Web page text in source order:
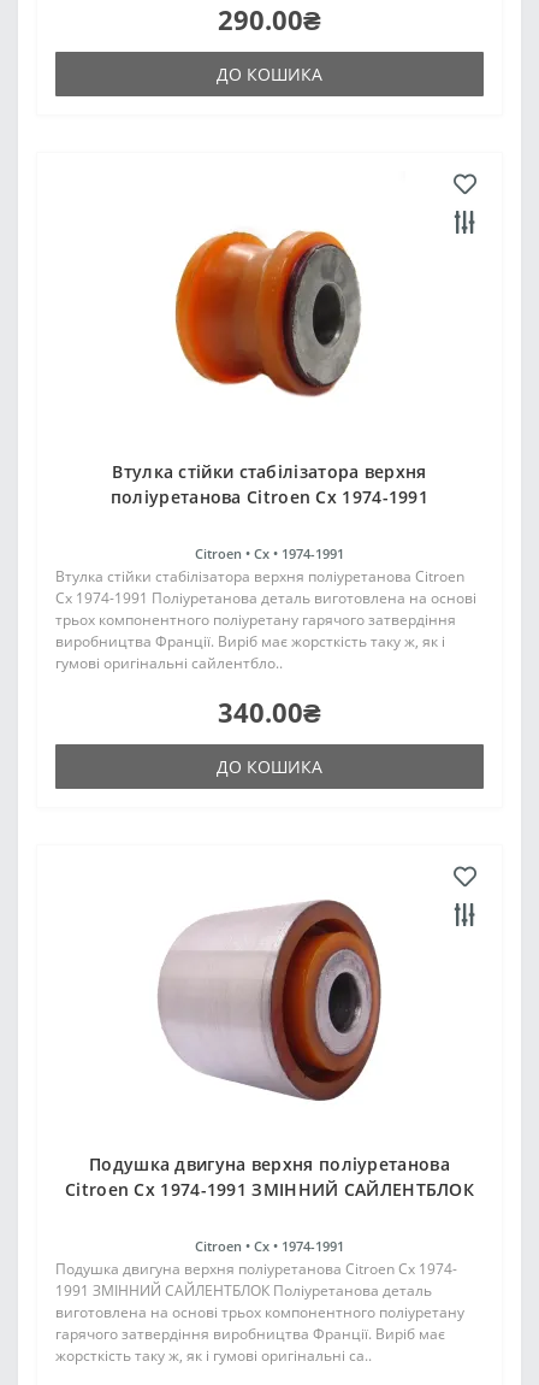
290.00₴
ДО КОШИКА
Втулка стійки стабілізатора верхня
поліуретанова Citroen Cx 1974-1991
Citroen • Cx • 1974-1991
Втулка стійки стабілізатора верхня поліуретанова Citroen
Cx 1974-1991 Поліуретанова деталь виготовлена на основі
трьох компонентного поліуретану гарячого затвердіння
виробництва Франції. Виріб має жорсткість таку ж, як і
гумові оригінальні сайлентбло..
340.00₴
ДО КОШИКА
Подушка двигуна верхня поліуретанова
Citroen Cx 1974-1991 ЗМІННИЙ САЙЛЕНТБЛОК
Citroen • Cx • 1974-1991
Подушка двигуна верхня поліуретанова Citroen Cx 1974-
1991 ЗМІННИЙ САЙЛЕНТБЛОК Поліуретанова деталь
виготовлена на основі трьох компонентного поліуретану
гарячого затвердіння виробництва Франції. Виріб має
жорсткість таку ж, як і гумові оригінальні са..